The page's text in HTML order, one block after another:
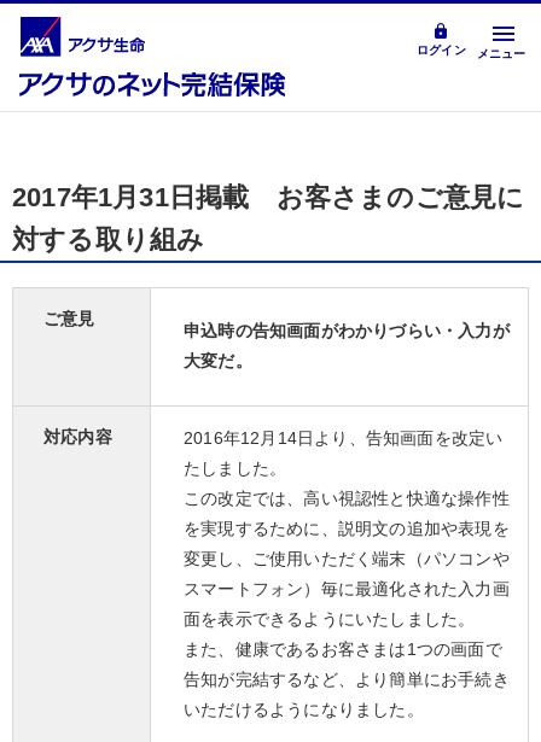
ログイン メニュー
2017年1月31日掲載 お客さまのご意見に
対する取り組み
ご意見
申込時の告知画面がわかりづらい・入力が
大変だ。
対応内容
2016年12月14日より、告知画面を改定い
たしました。
この改定では、高い視認性と快適な操作性
を実現するために、説明文の追加や表現を
変更し、ご使用いただく端末（パソコンや
スマートフォン）毎に最適化された入力画
面を表示できるようにいたしました。
また、健康であるお客さまは1つの画面で
告知が完結するなど、より簡単にお手続き
いただけるようになりました。